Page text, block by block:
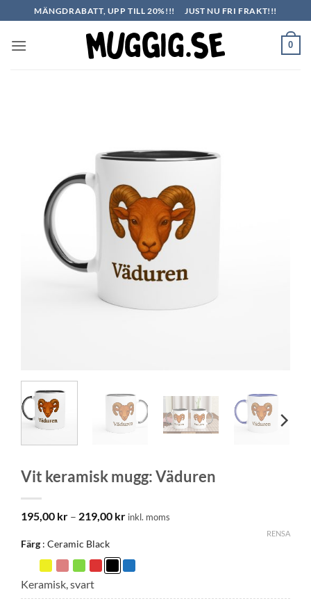
to
content
MÄNGDRABATT, UPP TILL 20%!!! JUST NU FRI FRAKT!!!
0
Vit keramisk mugg: Väduren
195,00 kr – 219,00 krPrisintervall:
inkl. moms
Färg Ceramic Black
RENSA
Keramisk, svart